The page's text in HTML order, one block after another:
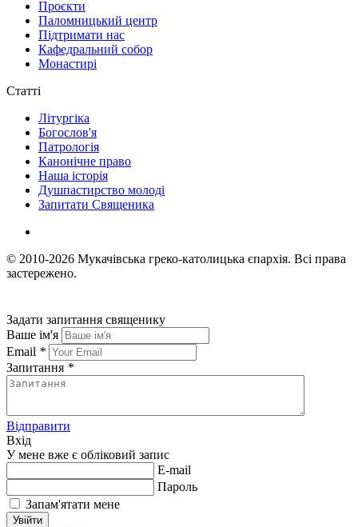
Проєкти
Паломницький центр
Підтримати нас
Кафедральний собор
Монастирі
Статті
Літургіка
Богослов'я
Патрологія
Канонічне право
Наша історія
Душпастирство молоді
Запитати Священика
© 2010-2026 Мукачівська греко-католицька єпархія. Всі права
застережено.
Задати запитання священику
Ваше ім'я
Email *
Запитання *
Відправити
Вхід
У мене вже є обліковий запис
E-mail
Пароль
Запам'ятати мене
Увійти